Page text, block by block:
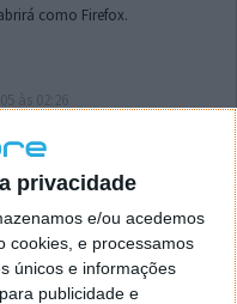
privacidade
e/ou acedemos
cookies, e processamos
únicos e informações
publicidade e
como Firefox.
la nada k me permita por
Ja percorri o painel
de forçar o uso do
de outra dica fico
a mesma